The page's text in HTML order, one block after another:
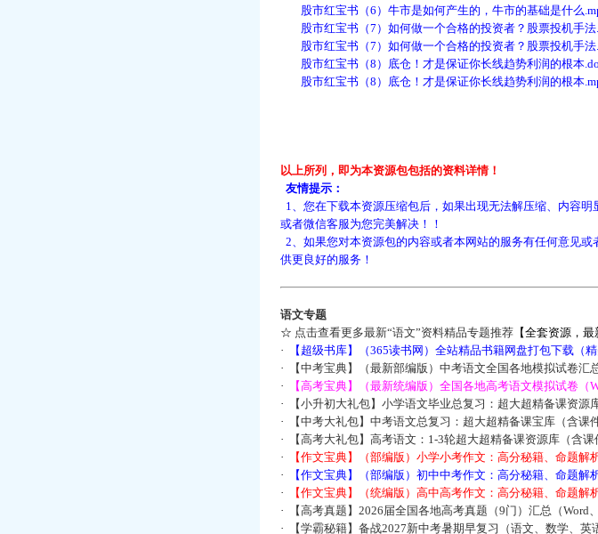
股市红宝书（6）牛市是如何产生的，牛市的基础是什么
股市红宝书（7）如何做一个合格的投资者？股票投机手法
股市红宝书（7）如何做一个合格的投资者？股票投机手法
股市红宝书（8）底仓！才是保证你长线趋势利润的根本
股市红宝书（8）底仓！才是保证你长线趋势利润的根本
以上所列，即为本资源包包括的资料详情！
友情提示：
1、您在下载本资源压缩包后，如果出现无法解压缩、内容
或者微信客服为您完美解决！！
2、如果您对本资源包的内容或者本网站的服务有任何意见
供更良好的服务！
语文专题
☆ 点击查看更多最新“语文”资料精品专题推荐【全套资源，最
·
【超级书库】（365读书网）全站精品书籍网盘打包下载（
·
【中考宝典】（最新部编版）中考语文全国各地模拟试卷汇
·
【高考宝典】（最新统编版）全国各地高考语文模拟试卷（
·
【小升初大礼包】小学语文毕业总复习：超大超精备课资源
·
【中考大礼包】中考语文总复习：超大超精备课宝库（含课
·
【高考大礼包】高考语文：1-3轮超大超精备课资源库（含课
·
【作文宝典】（部编版）小学小考作文：高分秘籍、命题解
·
【作文宝典】（部编版）初中中考作文：高分秘籍、命题解
·
【作文宝典】（统编版）高中高考作文：高分秘籍、命题解
·
【高考真题】2026届全国各地高考真题（9门）汇总（Word
·
【学霸秘籍】备战2027新中考暑期早复习（语文、数学、英